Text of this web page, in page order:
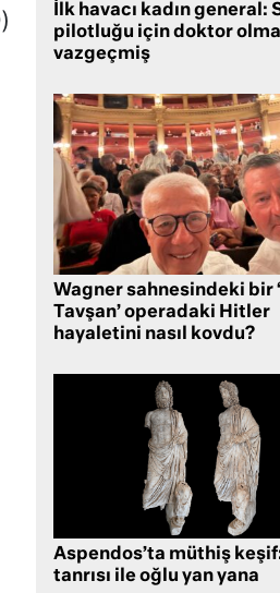
İlk havacı kadın general:
pilotluğu için doktor
vazgeçmiş
Wagner sahnesindeki bir
Tavşan’ operadaki Hitler
hayaletini nasıl kovdu?
Aspendos’ta müthiş
tanrısı ile oğlu yan yana